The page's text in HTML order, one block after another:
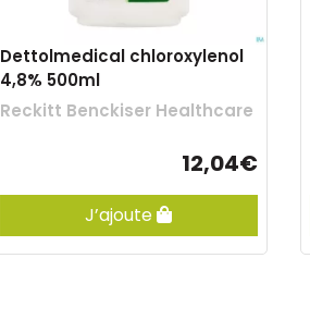
Dettolmedical chloroxylenol
4,8% 500ml
Reckitt Benckiser Healthcare
12,04€
J’ajoute